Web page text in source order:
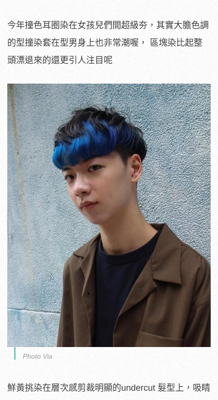
今年撞色耳圈染在女孩兒們間超級夯，其實大膽色調
的型撞染套在型男身上也非常潮喔， 區塊染比起整
頭漂退來的還更引人注目呢
Photo Via
鮮黃挑染在層次感剪裁明顯的undercut 髮型上，吸睛